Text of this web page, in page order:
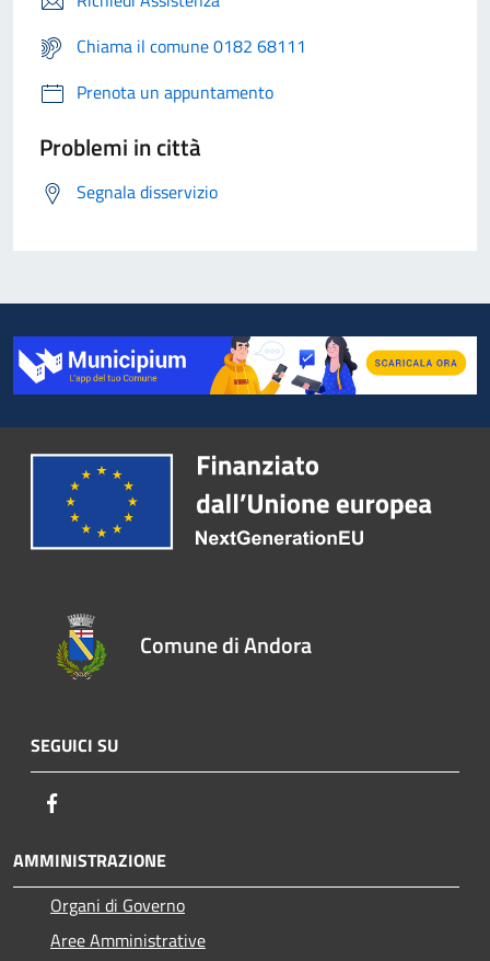
Chiama il comune 0182 68111
Prenota un appuntamento
Problemi in città
Segnala disservizio
Comune di Andora
SEGUICI SU
AMMINISTRAZIONE
Organi di Governo
Aree Amministrative